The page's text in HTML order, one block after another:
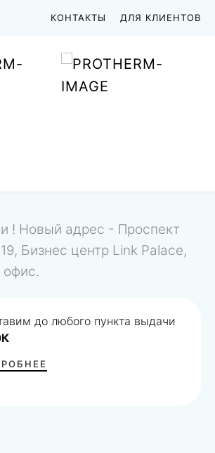
КОНТАКТЫ ДЛЯ КЛИЕНТОВ
! Новый адрес - Проспект
Бизнес центр Link Palace,
офис.
до любого пункта выдачи